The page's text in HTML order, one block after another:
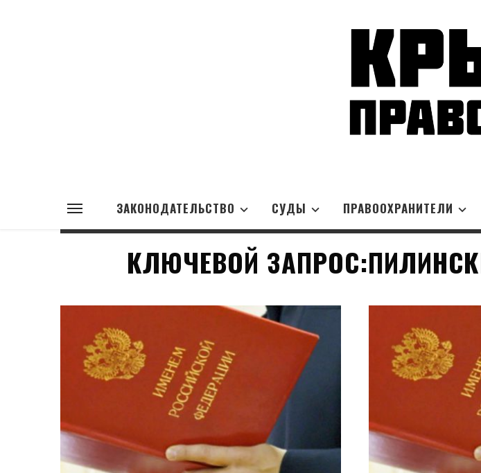
ЗАКОНОДАТЕЛЬСТВО СУДЫ ПРАВООХРАНИТЕЛИ
КЛЮЧЕВОЙ